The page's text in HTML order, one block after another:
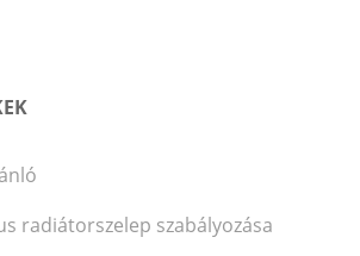
radiátorszelep szabályozása